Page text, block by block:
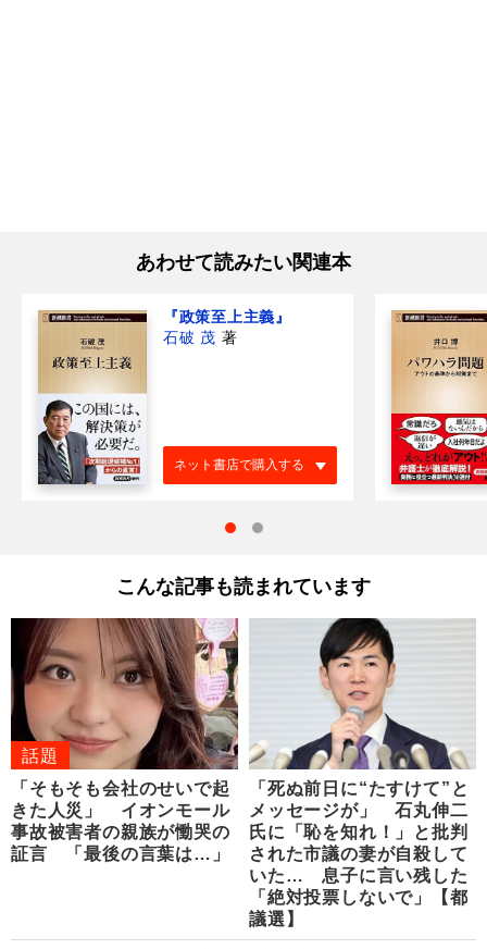
あわせて読みたい関連本
『政策至上主義』
石破 茂 著
ネット書店で購入する
こんな記事も読まれています
話題
「そもそも会社のせいで起
きた人災」 イオンモール
事故被害者の親族が慟哭の
証言 「最後の言葉は…」
「死ぬ前日に“たすけて”と
メッセージが」 石丸伸二
氏に「恥を知れ！」と批判
された市議の妻が自殺して
いた… 息子に言い残した
「絶対投票しないで」【都
議選】